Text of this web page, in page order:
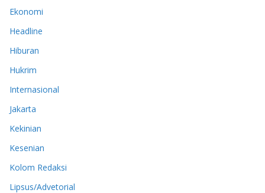
Ekonomi
Headline
Hiburan
Hukrim
Internasional
Jakarta
Kekinian
Kesenian
Kolom Redaksi
Lipsus/Advetorial